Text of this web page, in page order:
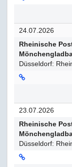
24.07.2026
Rheinische
Düsseldorf:
23.07.2026
Rheinische
Düsseldorf: